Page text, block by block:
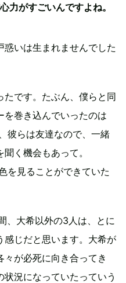
がすごいんですよね。
いは生まれませんでした
たです。たぶん、僕らと同
を巻き込んでいったのは
彼らは友達なので、一緒
く機会もあって。
を見ることができていた
、大希以外の3人は、とに
感じだと思います。大希が
が必死に向き合ってき
況になっていたっていう